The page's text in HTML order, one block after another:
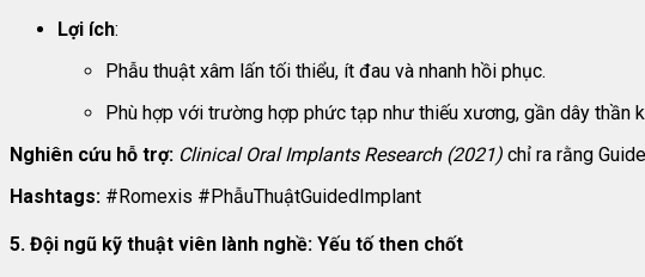
Lợi ích:
Phẫu thuật xâm lấn tối thiểu, ít đau và nhanh hồi phục.
Phù hợp với trường hợp phức tạp như thiếu xương, gần dây thần
Nghiên cứu hỗ trợ: Clinical Oral Implants Research (2021) chỉ ra rằng
Hashtags: #Romexis #PhẫuThuậtGuidedImplant
5. Đội ngũ kỹ thuật viên lành nghề: Yếu tố then chốt